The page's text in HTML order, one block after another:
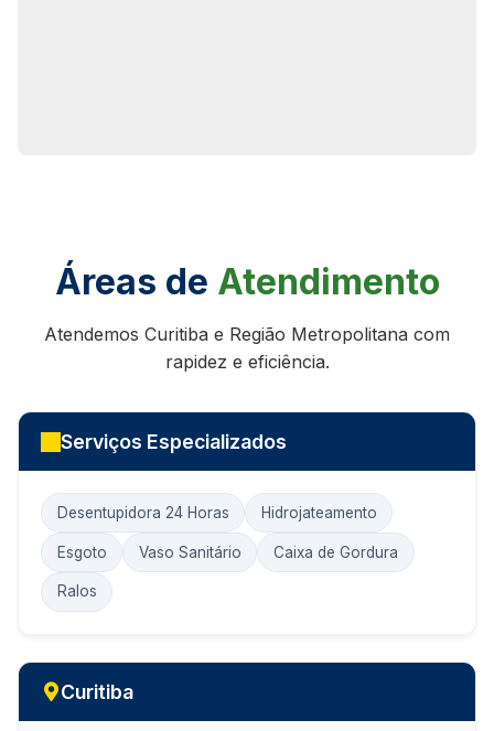
Áreas de Atendimento
Atendemos Curitiba e Região Metropolitana com
rapidez e eficiência.
Serviços Especializados
Desentupidora 24 Horas Hidrojateamento
Esgoto Vaso Sanitário Caixa de Gordura
Ralos
Curitiba